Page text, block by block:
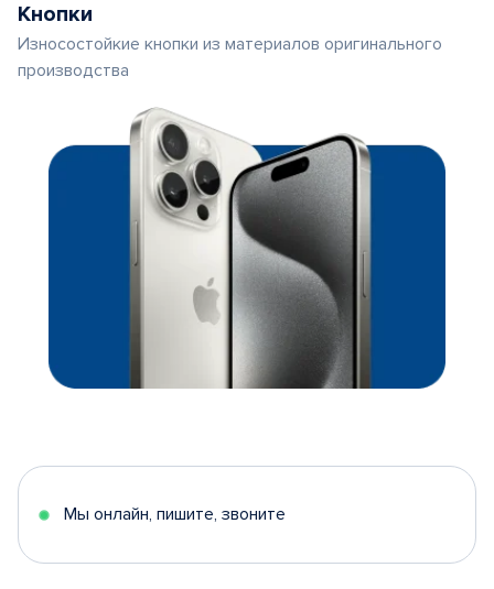
Кнопки
Износостойкие кнопки из материалов оригинального
производства
Мы онлайн, пишите, звоните